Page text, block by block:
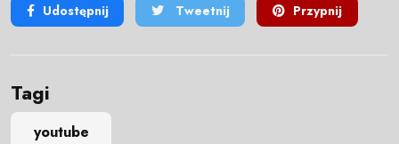
Udostępnij Tweetnij Przypnij
Tagi
youtube